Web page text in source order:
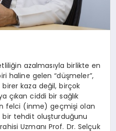
azalmasıyla birlikte en
haline gelen “düşmeler”,
birer kaza değil, birçok
çıkan ciddi bir sağlık
felci (inme) geçmişi olan
tehdit oluşturduğunu
Uzmanı Prof. Dr. Selçuk